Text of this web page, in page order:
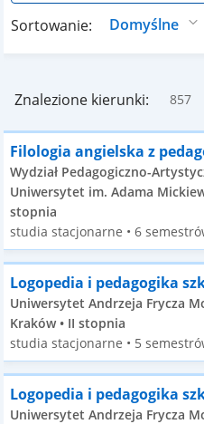
Sortowanie:
Znalezione kierunki: 857
Filologia angielska z
Wydział Pedagogiczno-
Uniwersytet im. Adama
stopnia
studia stacjonarne • 6
Logopedia i pedagogika
Uniwersytet Andrzeja Frycza
Kraków • II stopnia
studia stacjonarne • 5
Logopedia i pedagogika
Uniwersytet Andrzeja Frycza